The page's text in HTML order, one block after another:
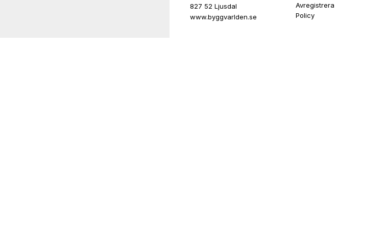
827 52 Ljusdal
www.byggvarlden.se
Avregistrera
Policy